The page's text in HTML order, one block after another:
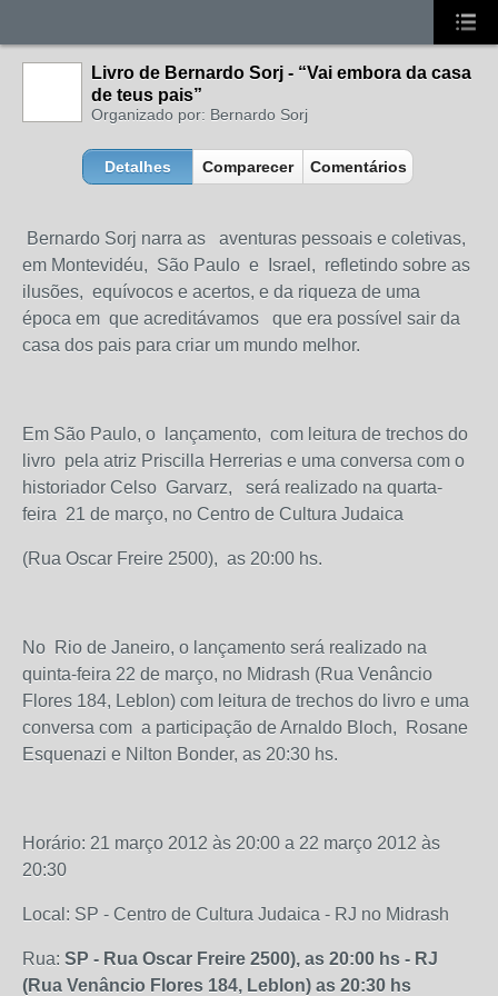
Livro de Bernardo Sorj - “Vai embora da casa
de teus pais”
Organizado por: Bernardo Sorj
Detalhes Comparecer Comentários
Bernardo Sorj narra as aventuras pessoais e coletivas,
em Montevidéu, São Paulo e Israel, refletindo sobre as
ilusões, equívocos e acertos, e da riqueza de uma
época em que acreditávamos que era possível sair da
casa dos pais para criar um mundo melhor.
Em São Paulo, o lançamento, com leitura de trechos do
livro pela atriz Priscilla Herrerias e uma conversa com o
historiador Celso Garvarz, será realizado na quarta-
feira 21 de março, no Centro de Cultura Judaica
(Rua Oscar Freire 2500), as 20:00 hs.
No Rio de Janeiro, o lançamento será realizado na
quinta-feira 22 de março, no Midrash (Rua Venâncio
Flores 184, Leblon) com leitura de trechos do livro e uma
conversa com a participação de Arnaldo Bloch, Rosane
Esquenazi e Nilton Bonder, as 20:30 hs.
Horário: 21 março 2012 às 20:00 a 22 março 2012 às
20:30
Local: SP - Centro de Cultura Judaica - RJ no Midrash
Rua: SP - Rua Oscar Freire 2500), as 20:00 hs - RJ
(Rua Venâncio Flores 184, Leblon) as 20:30 hs